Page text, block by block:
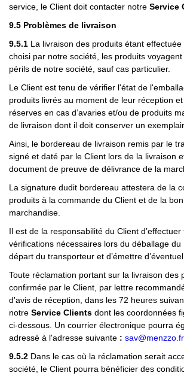
service, le Client doit contacter notre Service
9.5 Problèmes de livraison
9.5.1 La livraison des produits étant
choisi par notre société, les produits
périls de notre société, sauf cas particulier.
Le Client est tenu de vérifier l'état de
produits livrés au moment de leur réception
réserves en cas d’avaries et/ou de produits
de livraison dont il doit conserver un
Ainsi, le bordereau de livraison remis par le
signé et daté par le Client lors de la livraison
document de preuve de délivrance de la
La signature dudit bordereau attestera de la
produits à la commande du Client et de la
marchandise.
Il est de la responsabilité du Client d’effectuer
vérifications nécessaires lors du déballage
départ du transporteur et d’émettre
Toute réclamation portant sur la livraison des
confirmée par le Client, par lettre
d'avis de réception, dans les 72 heures
notre Service Clients dont les coordonnées
ci-dessous. Un courrier électronique pourra
adressé à l'adresse suivante : sav@menzzo.fr
9.5.2 Dans le cas où la réclamation serait
société, le Client pourra bénéficier des